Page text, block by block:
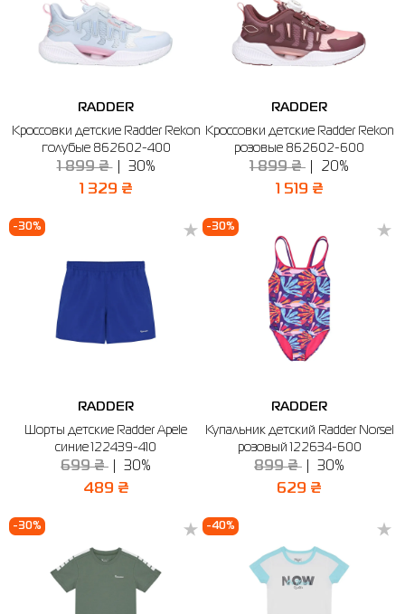
RADDER
Кроссовки детские Radder Rekon
голубые 862602-400
1 899 ₴ 30%
1 329 ₴
RADDER
Кроссовки детские Radder Rekon
розовые 862602-600
1 899 ₴ 20%
1 519 ₴
-30%
RADDER
Шорты детские Radder Apele
синие 122439-410
699 ₴ 30%
489 ₴
-30%
RADDER
Купальник детский Radder Norsel
розовый 122634-600
899 ₴ 30%
629 ₴
-30% -40%